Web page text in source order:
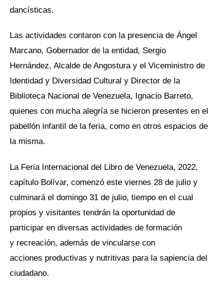
dancísticas.
Las actividades contaron con la presencia de Ángel
Marcano, Gobernador de la entidad, Sergio
Hernández, Alcalde de Angostura y el Viceministro de
Identidad y Diversidad Cultural y Director de la
Biblioteca Nacional de Venezuela, Ignacio Barreto,
quienes con mucha alegría se hicieron presentes en el
pabellón infantil de la feria, como en otros espacios de
la misma.
La Feria Internacional del Libro de Venezuela, 2022,
capítulo Bolívar, comenzó este viernes 28 de julio y
culminará el domingo 31 de julio, tiempo en el cual
propios y visitantes tendrán la oportunidad de
participar en diversas actividades de formación
y recreación, además de vincularse con
acciones productivas y nutritivas para la sapiencia del
ciudadano.